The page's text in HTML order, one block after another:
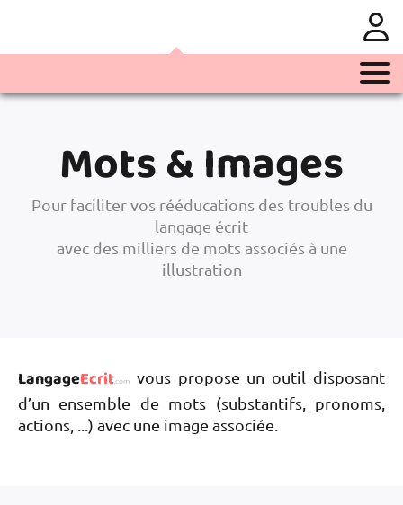
Introduction
Mes listes / Mes textes
Activités
Activités en ligne
Activités à imprimer
iPad & tablettes tactiles
Tarification
Nos tarifs
En savoir plus
Questions fréquentes
Mots & Images
Pour faciliter vos rééducations des troubles du
langage écrit
avec des milliers de mots associés à une
illustration
LangageEcrit.com vous propose un outil disposant
d’un ensemble de mots (substantifs, pronoms,
actions, ...) avec une image associée.